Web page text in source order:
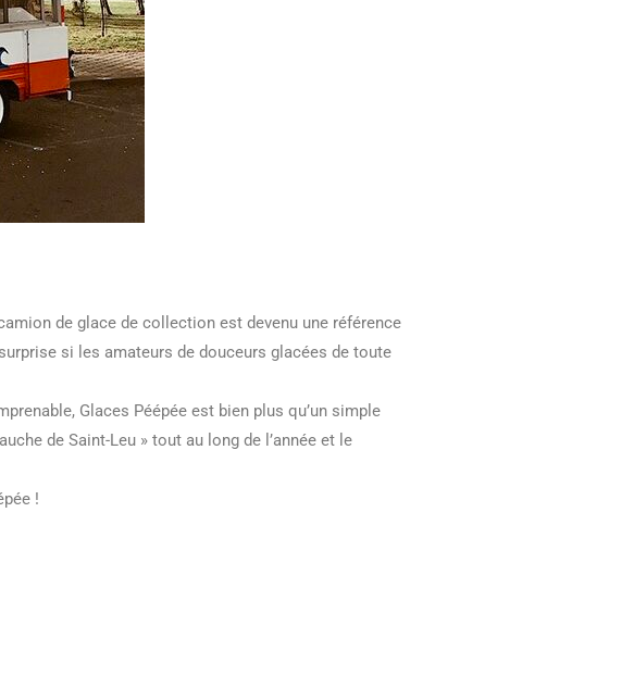
de glace de collection est devenu une référence
si les amateurs de douceurs glacées de toute
Glaces Péépée est bien plus qu’un simple
de Saint-Leu » tout au long de l’année et le
!